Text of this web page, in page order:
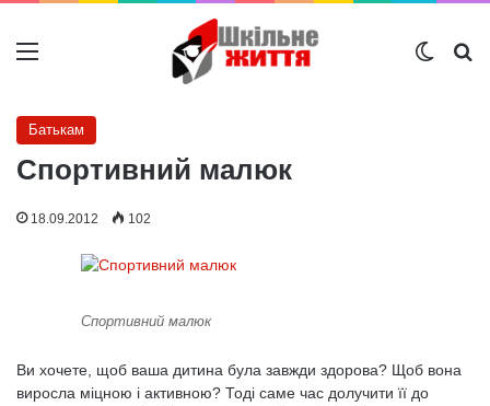
Меню
Батькам
Спортивний малюк
18.09.2012 102
Спортивний малюк
Ви хочете, щоб ваша дитина була завжди здорова? Щоб вона
виросла міцною і активною? Тоді саме час долучити її до